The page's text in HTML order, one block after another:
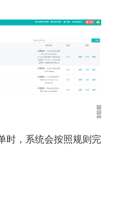
时，系统会按照规则完